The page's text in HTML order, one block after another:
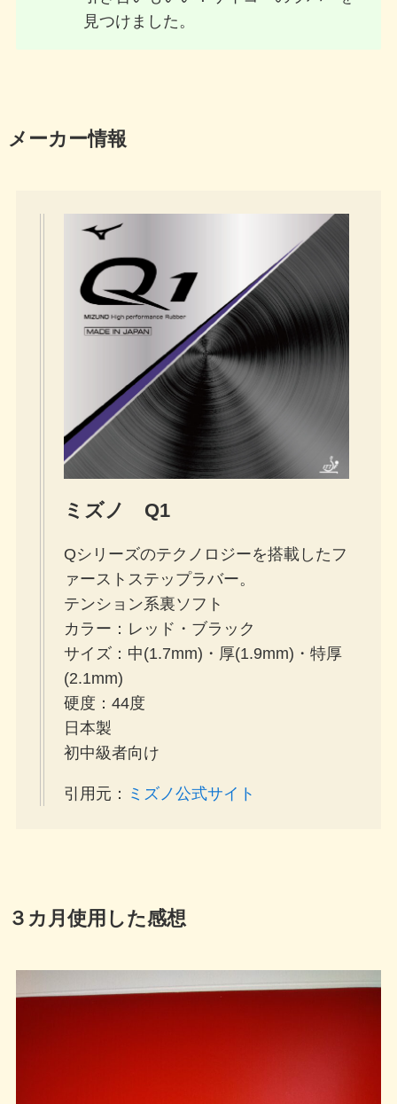
見つけました。
メーカー情報
ミズノ Q1
Qシリーズのテクノロジーを搭載したフ
ァーストステップラバー。
テンション系裏ソフト
カラー：レッド・ブラック
サイズ：中(1.7mm)・厚(1.9mm)・特厚
(2.1mm)
硬度：44度
日本製
初中級者向け
引用元： ミズノ公式サイト
３カ月使用した感想